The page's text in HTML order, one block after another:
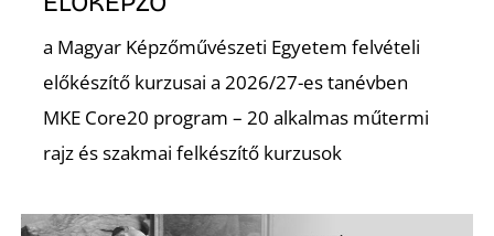
a Magyar Képzőművészeti Egyetem felvételi
előkészítő kurzusai a 2026/27-es tanévben
MKE Core20 program – 20 alkalmas műtermi
rajz és szakmai felkészítő kurzusok